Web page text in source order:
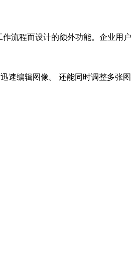
流程而设计的额外功能。企业用
速编辑图像。 还能同时调整多张